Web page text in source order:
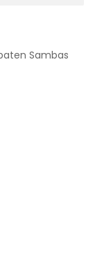
Sambas